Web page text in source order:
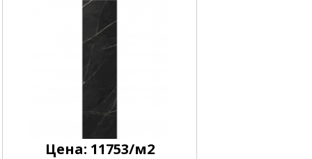
Цена: 11753/м2